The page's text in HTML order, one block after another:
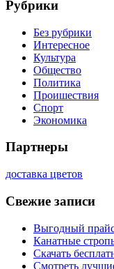
Рубрики
Без рубрики
Интересное
Культура
Общество
Политика
Проишествия
Спорт
Экономика
Партнеры
доставка цветов
Свежие записи
Выгодный
Канатные
Скачать
Смотреть